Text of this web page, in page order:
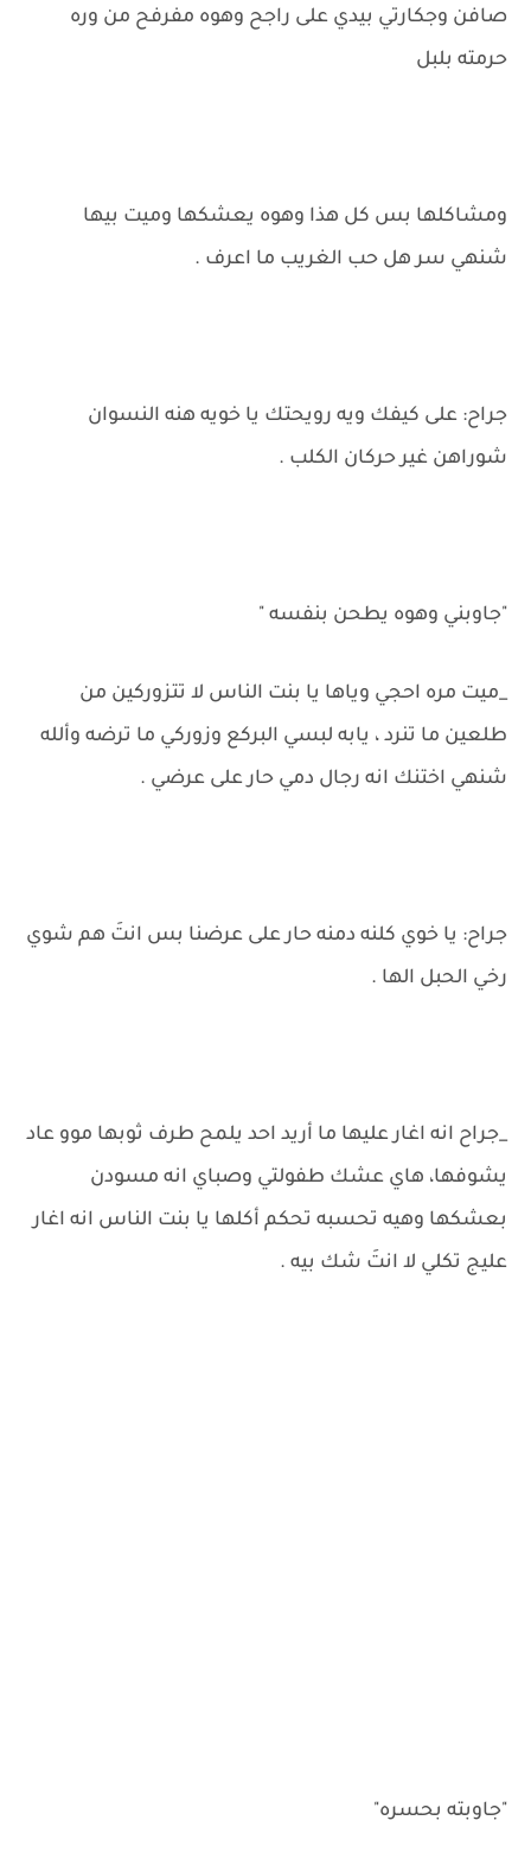
صافن وجكارتي بيدي على راجح وهوه مفرفح من وره
حرمته بلبل
ومشاكلها بس كل هذا وهوه يعشكها وميت بيها
شنهي سر هل حب الغريب ما اعرف .
جراح: على كيفك ويه رويحتك يا خويه هنه النسوان
شوراهن غير حركان الكلب .
"جاوبني وهوه يطحن بنفسه "
_ميت مره احجي وياها يا بنت الناس لا تتزوركين من
طلعين ما تنرد ، يابه لبسي البركع وزوركي ما ترضه وألله
شنهي اختنك انه رجال دمي حار على عرضي .
جراح: يا خوي كلنه دمنه حار على عرضنا بس انتَ هم شوي
رخي الحبل الها .
_جراح انه اغار عليها ما أريد احد يلمح طرف ثوبها موو عاد
يشوفها، هاي عشك طفولتي وصباي انه مسودن
بعشكها وهيه تحسبه تحكم أكلها يا بنت الناس انه اغار
عليج تكلي لا انتَ شك بيه .
"جاوبته بحسره"